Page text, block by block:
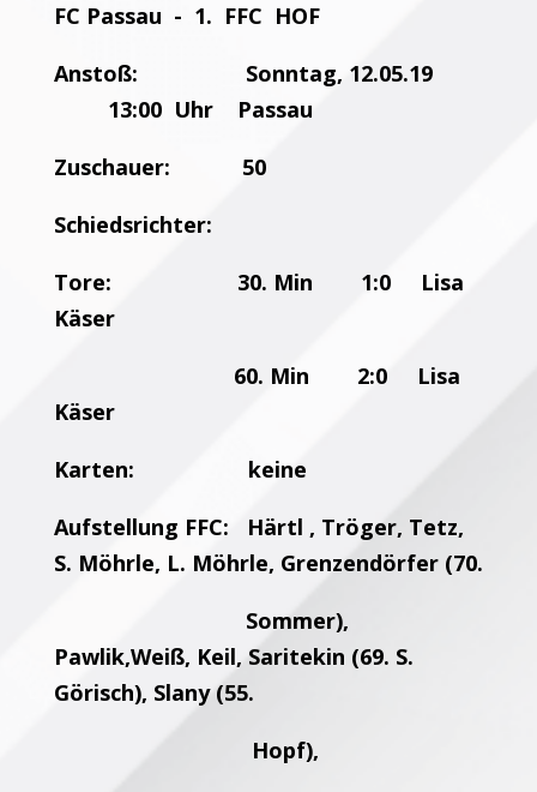
FC Passau - 1. FFC HOF
Anstoß: Sonntag, 12.05.19
13:00 Uhr Passau
Zuschauer: 50
Schiedsrichter:
Tore:
30. Min 1:0 Lisa
Käser
60. Min 2:0 Lisa
Käser
Karten: keine
Aufstellung FFC: Härtl , Tröger, Tetz,
S. Möhrle, L. Möhrle, Grenzendörfer (70.
Sommer),
Pawlik,Weiß, Keil, Saritekin (69. S.
Görisch), Slany (55.
Hopf),